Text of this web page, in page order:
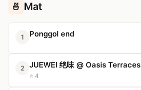
🍜 Mat
1 Ponggol end
2 JUEWEI 绝味 @ Oasis Terraces
⭐ 4